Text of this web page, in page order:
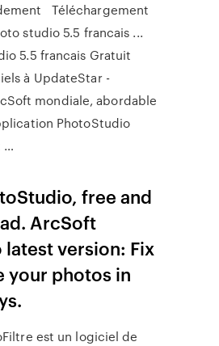
Téléchargement
studio 5.5 francais ...
5.5 francais Gratuit
à UpdateStar -
mondiale, abordable
PhotoStudio
…
free and
ArcSoft
version: Fix
your photos in
est un logiciel de